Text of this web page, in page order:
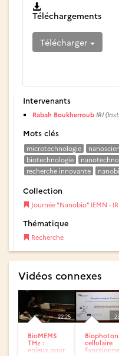
Téléchargements
Télécharger
Intervenants
Rabah Boukherroub IRI
Mots clés
microtechnologie
biotechnologie
recherche innovante
Collection
Journée "Nanobio" IEMN -
Thématique
Recherche
Vidéos connexes
22:25
BioMEMS
THz :
enjeux pour
cellulaire